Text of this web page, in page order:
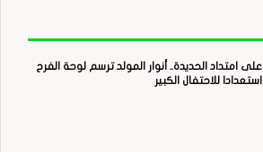
على امتداد الحديدة.. أنوار المولد ترسم لوحة الفرح
استعدادا للاحتفال الكبير